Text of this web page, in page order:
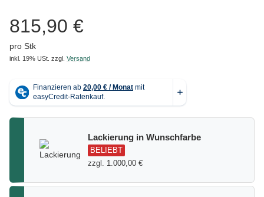
815,90 €
pro Stk
inkl. 19% USt. zzgl. Versand
Lackierung in Wunschfarbe
BELIEBT
zzgl. 1.000,00 €